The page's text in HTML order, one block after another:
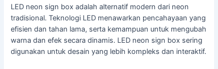
LED neon sign box adalah alternatif modern dari neon
tradisional. Teknologi LED menawarkan pencahayaan yang
efisien dan tahan lama, serta kemampuan untuk mengubah
warna dan efek secara dinamis. LED neon sign box sering
digunakan untuk desain yang lebih kompleks dan interaktif.